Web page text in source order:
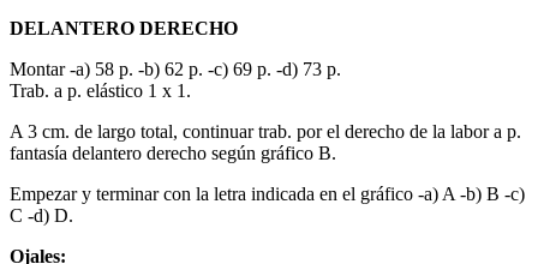
DELANTERO DERECHO
Montar -a) 58 p. -b) 62 p. -c) 69 p. -d) 73 p.
Trab. a p. elástico 1 x 1.
A 3 cm. de largo total, continuar trab. por el derecho de la labor a p.
fantasía delantero derecho según gráfico B.
Empezar y terminar con la letra indicada en el gráfico -a) A -b) B -c)
C -d) D.
Ojales: